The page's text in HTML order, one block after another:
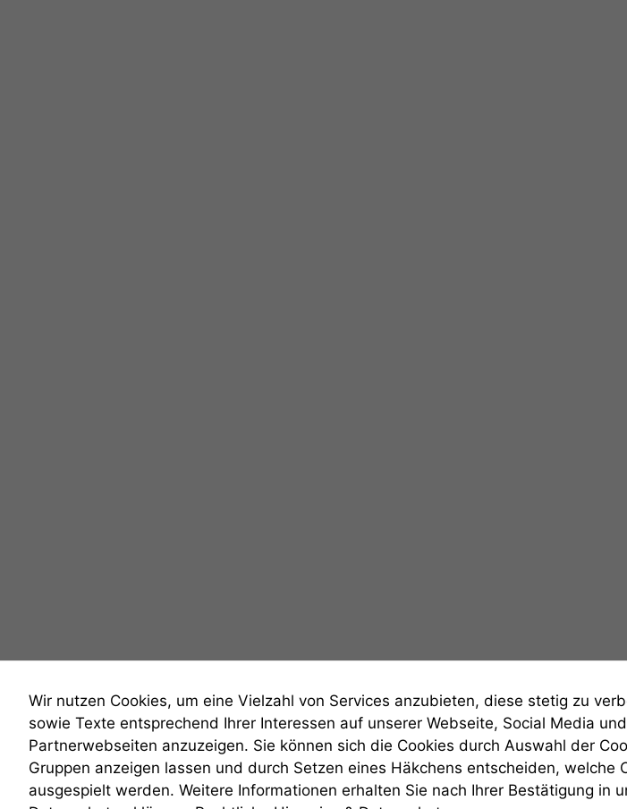
anmelden
Wir nutzen Cookies, um eine Vielzahl von Services anzubieten, diese stetig zu
sowie Texte entsprechend Ihrer Interessen auf unserer Webseite, Social Media und
Partnerwebseiten anzuzeigen. Sie können sich die Cookies durch Auswahl der
Gruppen anzeigen lassen und durch Setzen eines Häkchens entscheiden, welche
ausgespielt werden. Weitere Informationen erhalten Sie nach Ihrer Bestätigung in